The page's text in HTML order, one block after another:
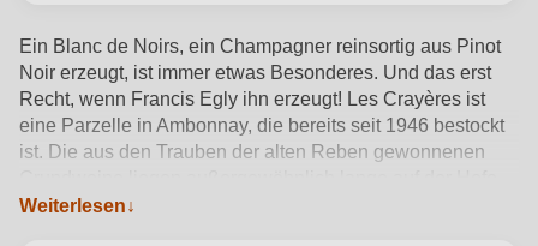
Ein Blanc de Noirs, ein Champagner reinsortig aus Pinot
Noir erzeugt, ist immer etwas Besonderes. Und das erst
Recht, wenn Francis Egly ihn erzeugt! Les Crayères ist
eine Parzelle in Ambonnay, die bereits seit 1946 bestockt
ist. Die aus den Trauben der alten Reben gewonnenen
Das verleiht dem Champagner eine unvergleichlich dichte,
Weiterlesen